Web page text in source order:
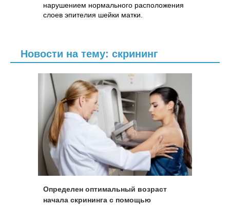
нарушением нормального расположения
слоев эпителия шейки матки.
Новости на тему: скрининг
Определен оптимальный возраст
начала скрининга с помощью